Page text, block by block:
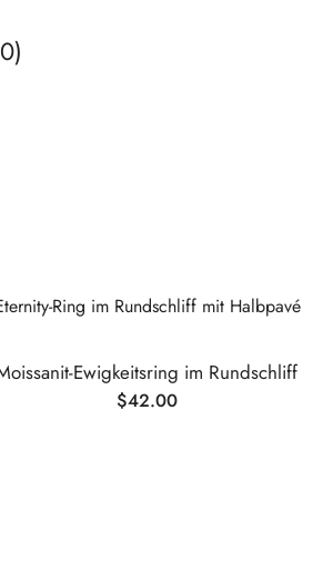
Ewigkeitsring im Rundschliff
$42.00